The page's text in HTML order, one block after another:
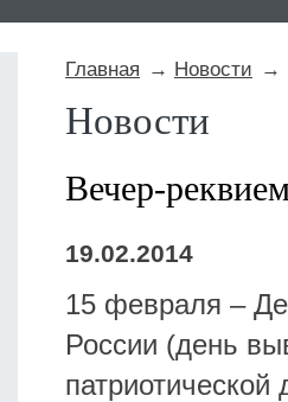
Главная Новости
Новости
Вечер-
19.02.2014
15 февраля –
России (день